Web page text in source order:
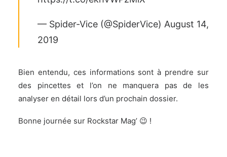
— Spider-Vice (@SpiderVice) August 14,
2019
Bien entendu, ces informations sont à prendre sur
des pincettes et l’on ne manquera pas de les
analyser en détail lors d’un prochain dossier.
Bonne journée sur Rockstar Mag’ 😉 !